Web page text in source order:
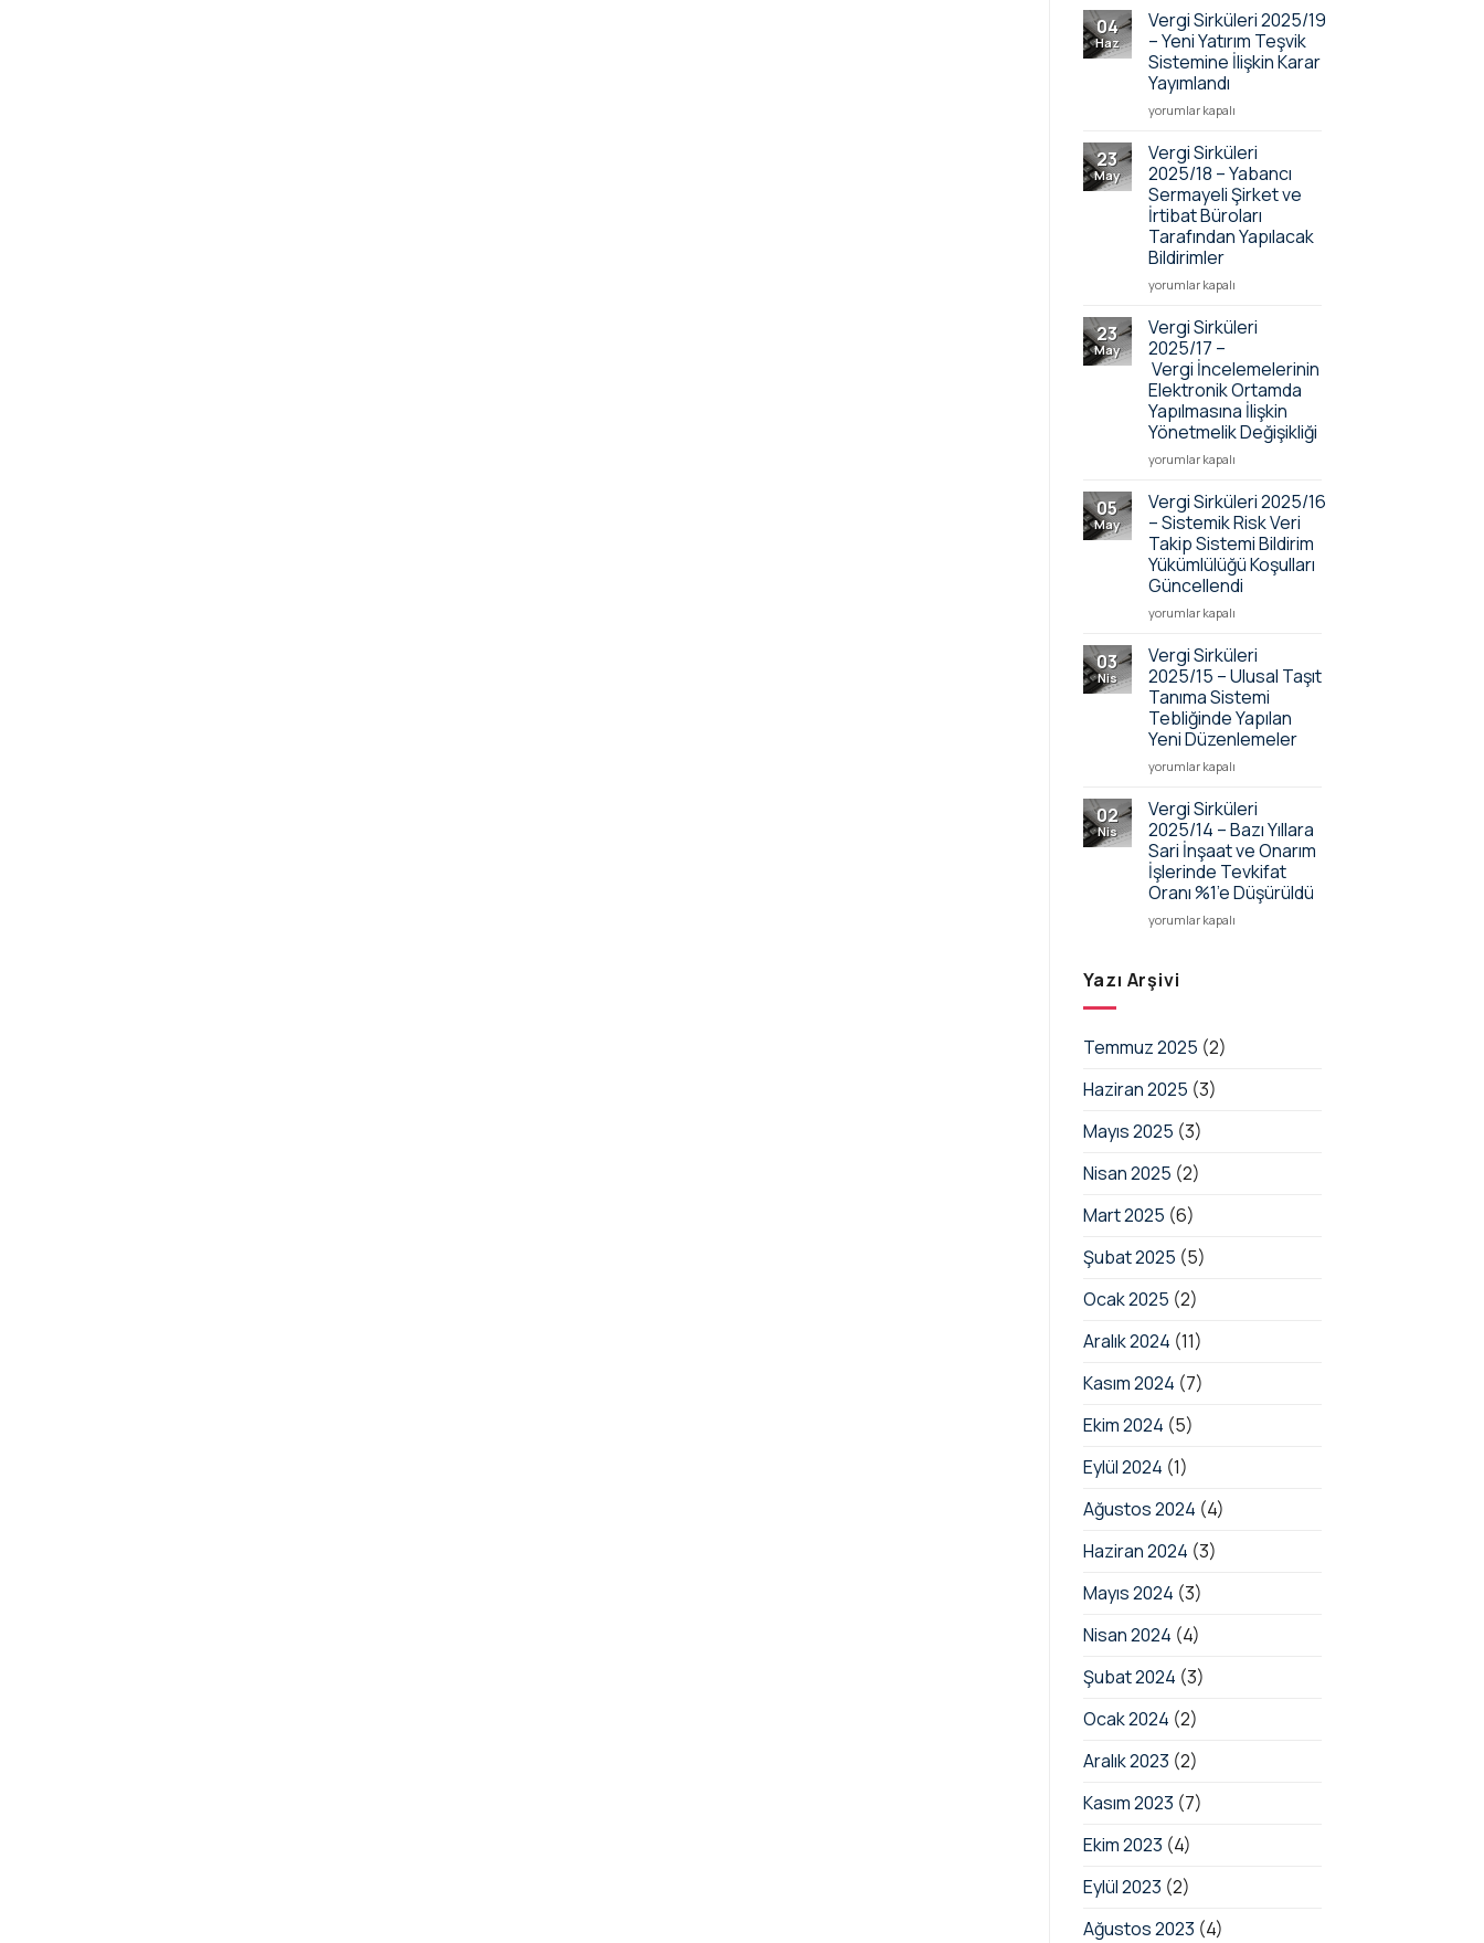
için
–
Ücret,
Prim
ve
Benzeri
Ödemelerin
Aracılığıyla
Yapılması
Zorunluluğu
hk.
için
04
Haz
Vergi Sirküleri 2025/19
– Yeni Yatırım Teşvik
Sistemine İlişkin Karar
Yayımlandı
Vergi Sirküleri 2025/19
Yeni
Yatırım
Teşvik
Sistemine
İlişkin
Karar
Yayımlandı
yorumlar kapalı
23
May
Vergi Sirküleri
2025/18 – Yabancı
Sermayeli Şirket ve
İrtibat Büroları
Tarafından Yapılacak
Bildirimler
Vergi
2025/18
–
Yabancı
Sermayeli
Şirket
ve
İrtibat
Büroları
Tarafından
Bildirimler
için
yorumlar kapalı
23
May
Vergi Sirküleri
2025/17 –
Vergi İncelemelerinin
Elektronik Ortamda
Yapılmasına İlişkin
Yönetmelik Değişikliği
Vergi Sirküleri
–
Vergi İncelemelerinin
Elektronik
Ortamda
Yapılmasına
İlişkin
Yönetmelik
için
yorumlar kapalı
05
May
Vergi Sirküleri 2025/16
– Sistemik Risk Veri
Takip Sistemi Bildirim
Yükümlülüğü Koşulları
Güncellendi
Vergi Sirküleri 2025/16
Sistemik
Risk
Veri
Takip
Sistemi
Bildirim
Yükümlülüğü
Güncellendi
için
yorumlar kapalı
03
Nis
Vergi Sirküleri
2025/15 – Ulusal Taşıt
Tanıma Sistemi
Tebliğinde Yapılan
Yeni Düzenlemeler
Vergi
2025/15
–
Ulusal
Taşıt
Tanıma
Sistemi
Tebliğinde
Düzenlemeler
için
yorumlar kapalı
02
Nis
Vergi Sirküleri
2025/14 – Bazı Yıllara
Sari İnşaat ve Onarım
İşlerinde Tevkifat
Oranı %1’e Düşürüldü
Vergi
–
Bazı
İnşaat
Onarım
Tevkifat
%1’e
Düşürüldü
yorumlar kapalı
Yazı Arşivi
Temmuz 2025 (2)
Haziran 2025 (3)
Mayıs 2025 (3)
Nisan 2025 (2)
Mart 2025 (6)
Şubat 2025 (5)
Ocak 2025 (2)
Aralık 2024 (11)
Kasım 2024 (7)
Ekim 2024 (5)
Eylül 2024 (1)
Ağustos 2024 (4)
Haziran 2024 (3)
Mayıs 2024 (3)
Nisan 2024 (4)
Şubat 2024 (3)
Ocak 2024 (2)
Aralık 2023 (2)
Kasım 2023 (7)
Ekim 2023 (4)
Eylül 2023 (2)
Ağustos 2023 (4)